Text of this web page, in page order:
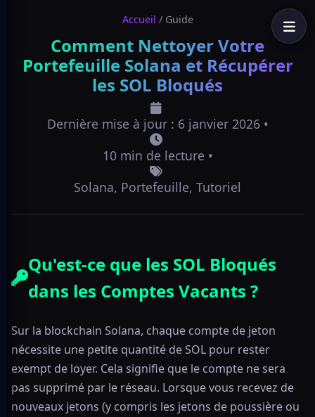
Accueil / Guide
Comment Nettoyer Votre
Portefeuille Solana et Récupérer
les SOL Bloqués
Dernière mise à jour : 6 janvier 2026 •
10 min de lecture •
Solana, Portefeuille, Tutoriel
Qu'est-ce que les SOL Bloqués
dans les Comptes Vacants ?
Sur la blockchain Solana, chaque compte de jeton
nécessite une petite quantité de SOL pour rester
exempt de loyer. Cela signifie que le compte ne sera
pas supprimé par le réseau. Lorsque vous recevez de
nouveaux jetons (y compris les jetons de poussière ou